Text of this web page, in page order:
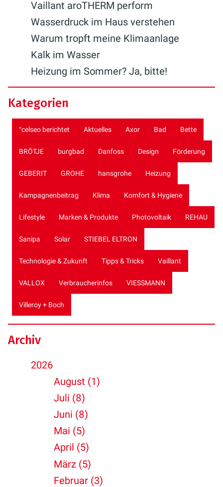
Vaillant aroTHERM perform
Wasserdruck im Haus verstehen
Warum tropft meine Klimaanlage
Kalk im Wasser
Heizung im Sommer? Ja, bitte!
Kategorien
°celseo berichtet Aktuelles Axor Bad Bette
BRÖTJE burgbad Danfoss Design Förderung
GEBERIT GROHE hansgrohe Heizung
Kampagnenbeitrag Klima Komfort & Hygiene
Lifestyle Marken & Produkte Photovoltaik REHAU
Sanipa Solar STIEBEL ELTRON
Technologie & Zukunft Tipps & Tricks Vaillant
VALLOX Verbraucherinfos VIESSMANN
Villeroy + Boch
Archiv
2026
August (1)
Juli (8)
Juni (8)
Mai (5)
April (5)
März (5)
Februar (3)